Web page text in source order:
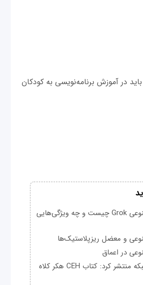
در آموزش برنامه‌نویسی به کودکان
هوش مصنوعی Grok چیست و چه ویژگی‌هایی
و معضل ریزپلاستیک‌ها
در اعماق
ماهنامه شبکه منتشر کرد: کتاب CEH هکر کلاه